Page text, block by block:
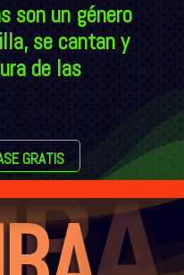
son un género
se cantan y
de las
GRATIS